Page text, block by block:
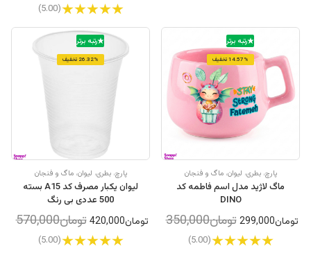
(5.00)
رتبه برتر
14.57% تخفیف
پارچ، بطری، لیوان، ماگ و فنجان
ماگ لاژید مدل اسم فاطمه کد
DINO
تومان299,000 تومان350,000
(5.00)
رتبه برتر
26.32% تخفیف
پارچ، بطری، لیوان، ماگ و فنجان
لیوان یکبار مصرف کد A15 بسته
500 عددی بی رنگ
تومان420,000 تومان570,000
(5.00)